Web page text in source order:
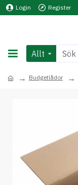
Login Register
Allt
Budgetlådor